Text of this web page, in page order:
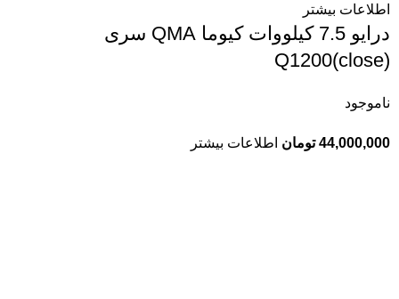
اطلاعات بیشتر
درایو 7.5 کیلووات کیوما QMA سری
Q1200(close)
ناموجود
44,000,000 تومان اطلاعات بیشتر